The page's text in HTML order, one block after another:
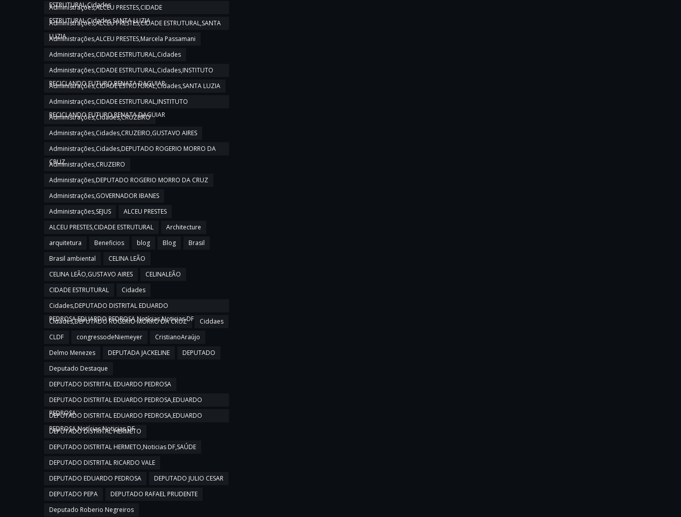
ESTRUTURAL,Cidades
Administrações,ALCEU PRESTES,CIDADE
ESTRUTURAL,Cidades,SANTA LUZIA
Administrações,ALCEU PRESTES,CIDADE ESTRUTURAL,SANTA
LUZIA
Administrações,ALCEU PRESTES,Marcela Passamani
Administrações,CIDADE ESTRUTURAL,Cidades
Administrações,CIDADE ESTRUTURAL,Cidades,INSTITUTO
RECICLANDO FUTURO,RENATA DAGUIAR
Administrações,CIDADE ESTRUTURAL,Cidades,SANTA LUZIA
Administrações,CIDADE ESTRUTURAL,INSTITUTO
RECICLANDO FUTURO,RENATA DAGUIAR
Administrações,Cidades,CRUZEIRO
Administrações,Cidades,CRUZEIRO,GUSTAVO AIRES
Administrações,Cidades,DEPUTADO ROGERIO MORRO DA
CRUZ
Administrações,CRUZEIRO
Administrações,DEPUTADO ROGERIO MORRO DA CRUZ
Administrações,GOVERNADOR IBANES
Administrações,SEJUS
ALCEU PRESTES
ALCEU PRESTES,CIDADE ESTRUTURAL
Architecture
arquitetura
Beneficios blog Blog
Brasil
Brasil ambiental
CELINA LEÃO
CELINA LEÃO,GUSTAVO AIRES
CELINALEÃO
CIDADE ESTRUTURAL
Cidades
Cidades,DEPUTADO DISTRITAL EDUARDO
PEDROSA,EDUARDO PEDROSA,Notícias,Noticias DF
Cidades,DEPUTADO ROGERIO MORRO DA CRUZ
Ciddaes
CLDF
congressodeNiemeyer
CristianoAraújo
Delmo Menezes
DEPUTADA JACKELINE
DEPUTADO
Deputado Destaque
DEPUTADO DISTRITAL EDUARDO PEDROSA
DEPUTADO DISTRITAL EDUARDO PEDROSA,EDUARDO
PEDROSA
DEPUTADO DISTRITAL EDUARDO PEDROSA,EDUARDO
PEDROSA,Notícias,Noticias DF
DEPUTADO DISTRITAL HERMETO
DEPUTADO DISTRITAL HERMETO,Noticias DF,SAÚDE
DEPUTADO DISTRITAL RICARDO VALE
DEPUTADO EDUARDO PEDROSA
DEPUTADO JULIO CESAR
DEPUTADO PEPA
DEPUTADO RAFAEL PRUDENTE
Deputado Roberio Negreiros